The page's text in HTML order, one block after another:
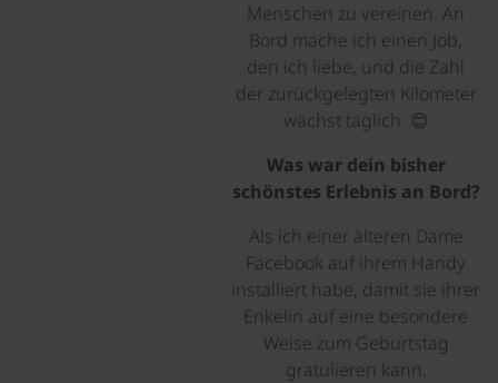
Menschen zu vereinen. An
Bord mache ich einen Job,
den ich liebe, und die Zahl
der zurückgelegten Kilometer
wächst täglich. 😊
Was war dein bisher
schönstes Erlebnis an Bord?
Als ich einer älteren Dame
Facebook auf ihrem Handy
installiert habe, damit sie ihrer
Enkelin auf eine besondere
Weise zum Geburtstag
gratulieren kann.